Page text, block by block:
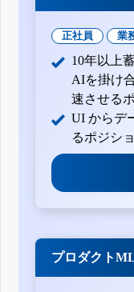
正社員 業
10年以上
AIを掛け
速させる
UI からデ
るポジシ
プロダクト